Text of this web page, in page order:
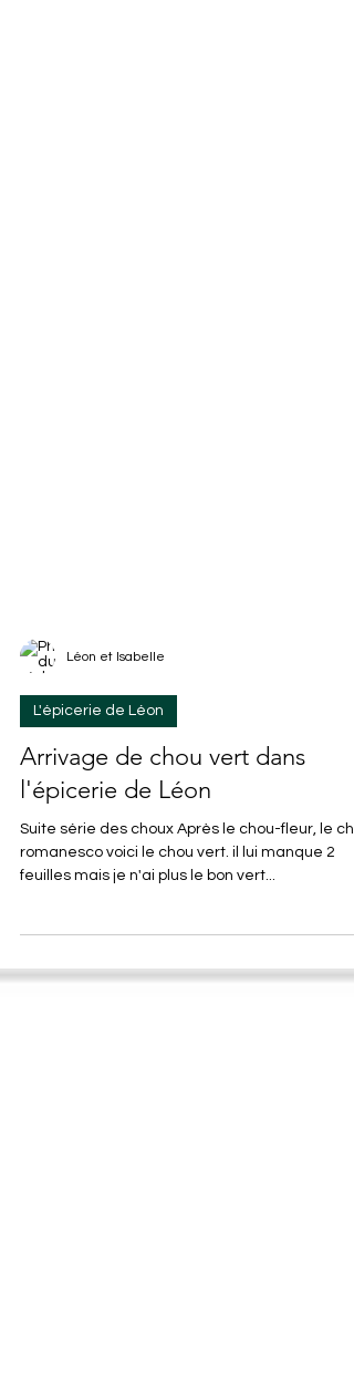
Arrivage de chou vert dans
l'épicerie de Léon
Suite série des choux Après le chou-fleur, le
romanesco voici le chou vert. il lui manque 2